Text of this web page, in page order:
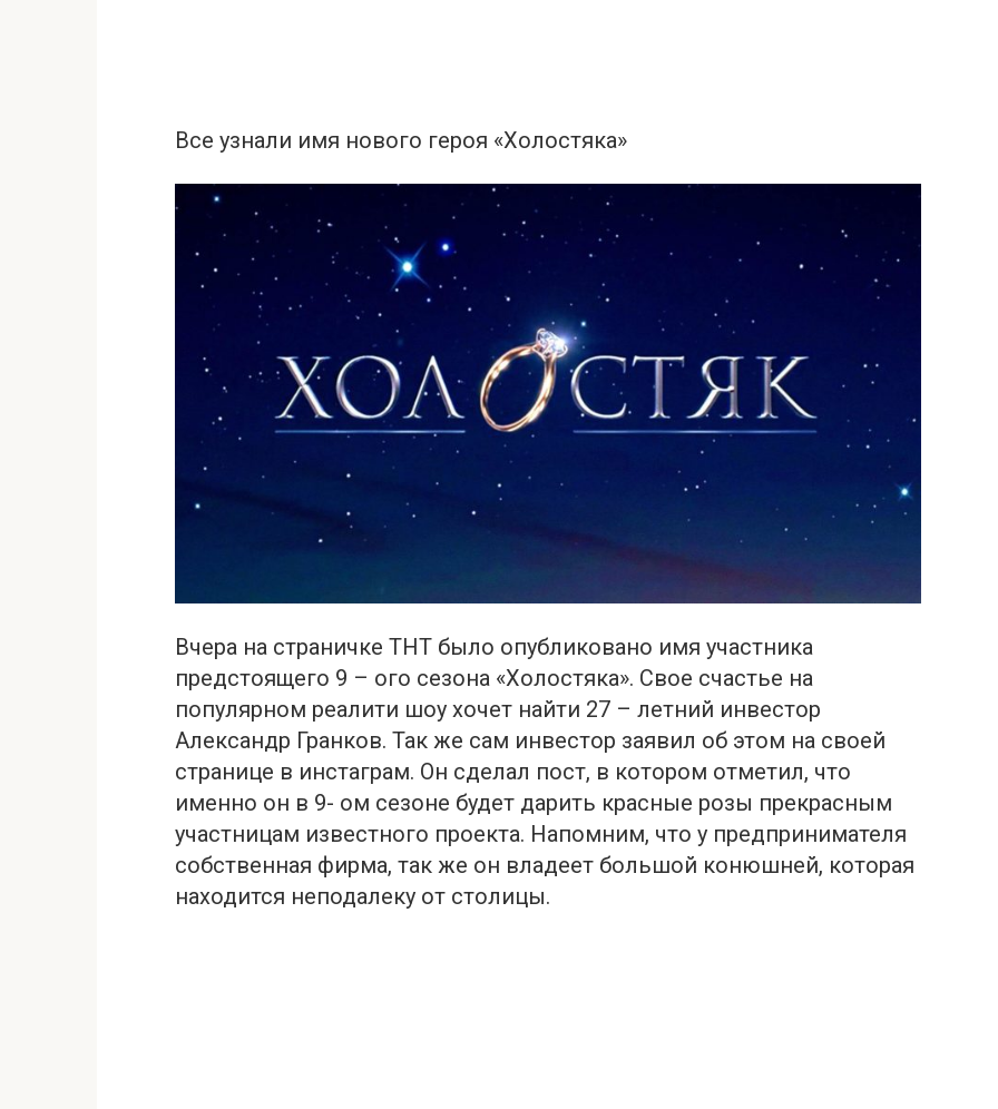
Все узнали имя нового героя «Холостяка»
Вчера на страничке ТНТ было опубликовано имя участника
предстоящего 9 – ого сезона «Холостяка». Свое счастье на
популярном реалити шоу хочет найти 27 – летний инвестор
Александр Гранков. Так же сам инвестор заявил об этом на своей
странице в инстаграм. Он сделал пост, в котором отметил, что
именно он в 9- ом сезоне будет дарить красные розы прекрасным
участницам известного проекта. Напомним, что у предпринимателя
собственная фирма, так же он владеет большой конюшней, которая
находится неподалеку от столицы.